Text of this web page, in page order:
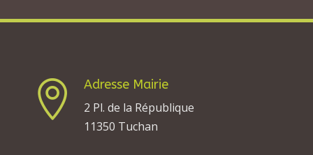

Adresse Mairie
2 Pl. de la République
11350 Tuchan